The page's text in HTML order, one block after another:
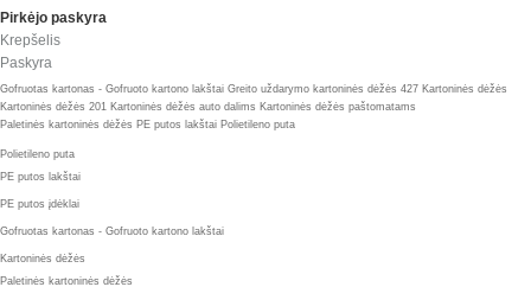
Pirkėjo paskyra
Krepšelis
Paskyra
Gofruotas kartonas - Gofruoto kartono lakštai Greito uždarymo kartoninės dėžės 427 Kartoninės dėžės
Kartoninės dėžės 201 Kartoninės dėžės auto dalims Kartoninės dėžės paštomatams
Paletinės kartoninės dėžės PE putos lakštai Polietileno puta
Polietileno puta
PE putos lakštai
PE putos įdėklai
Gofruotas kartonas - Gofruoto kartono lakštai
Kartoninės dėžės
Paletinės kartoninės dėžės